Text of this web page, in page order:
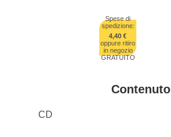
Spese di
spedizione:
4,40 €
oppure ritiro
in negozio
GRATUITO
Contenuto
CD